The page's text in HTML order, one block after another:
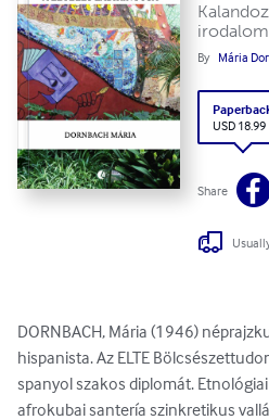
By Mária
USD 18.99
Share
DORNBACH, Mária (1946)
hispanista. Az ELTE
spanyol szakos diplomát.
afrokubai santería szinkretikus